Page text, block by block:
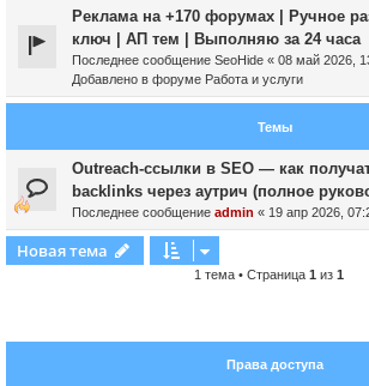
Реклама на +170 форумах | Ручное
ключ | АП тем | Выполняю за 24 часа
Последнее сообщение SeoHide « 08 май 2026,
Добавлено в форуме Работа и услуги
Темы
Outreach-ссылки в SEO — как
backlinks через аутрич (полное
Последнее сообщение admin « 19 апр 2026,
Новая тема
1 тема • Страница 1 из 1
Права доступа